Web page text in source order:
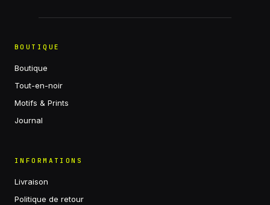
BOUTIQUE
Boutique
Tout-en-noir
Motifs & Prints
Journal
INFORMATIONS
Livraison
Politique de retour